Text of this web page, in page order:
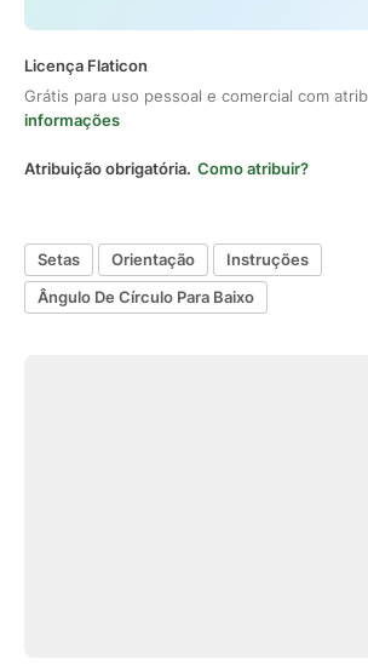
Licença Flaticon
Grátis para uso pessoal e comercial com
informações
Atribuição obrigatória. Como atribuir?
Setas Orientação
Instruções
Ângulo De Círculo Para Baixo